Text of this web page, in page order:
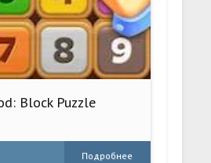
Block Puzzle
Подробнее